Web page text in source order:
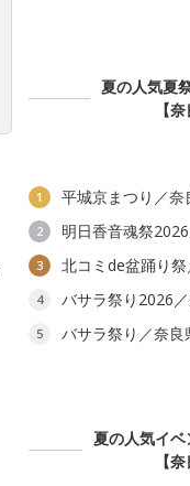
夏の人気夏
【
1 平城京まつり／奈
2 明日香音魂祭
3 北コミde盆踊り
4 バサラ祭り2026
5
バサラ祭り／奈良
夏の人気イ
【